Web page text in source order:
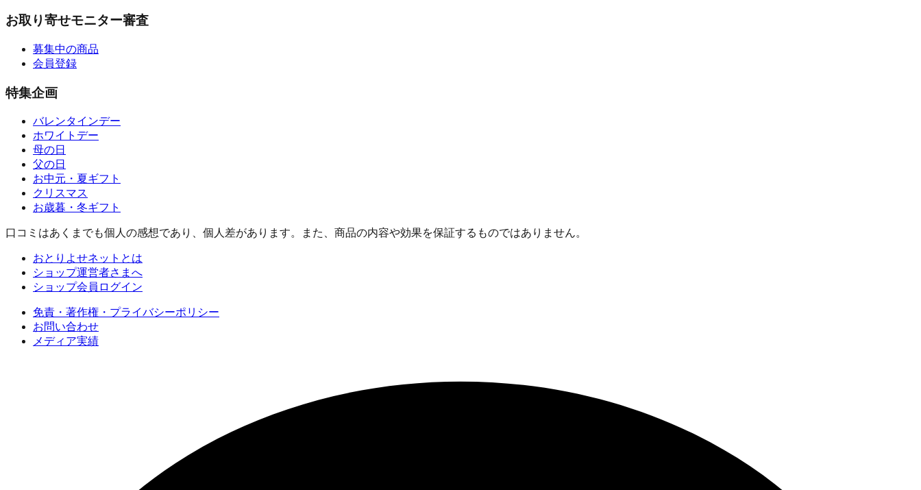
お取り寄せモニター審査
募集中の商品
会員登録
特集企画
バレンタインデー
ホワイトデー
母の日
父の日
お中元・夏ギフト
クリスマス
お歳暮・冬ギフト
口コミはあくまでも個人の感想であり、個人差があります。また、商品の内容や効果を保証するものではありません。
おとりよせネットとは
ショップ運営者さまへ
ショップ会員ログイン
免責・著作権・プライバシーポリシー
お問い合わせ
メディア実績